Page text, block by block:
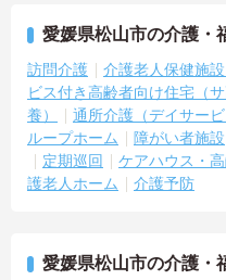
愛媛県松山市の介護・
訪問介護 介護老人保健施設
ビス付き高齢者向け住宅（サ
養）
通所介護（デイサービ
ループホーム
障がい者施設
定期巡回
ケアハウス・
護老人ホーム
介護予防
愛媛県松山市の介護・